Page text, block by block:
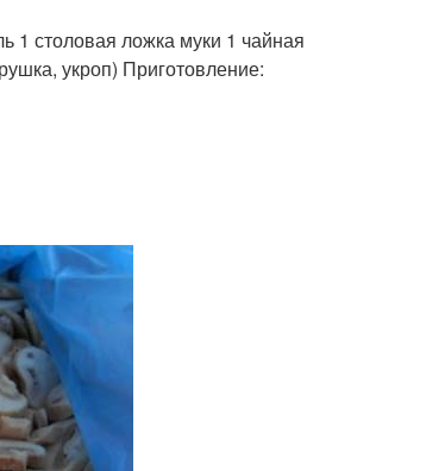
1 столовая ложка муки 1 чайная
укроп) Приготовление: